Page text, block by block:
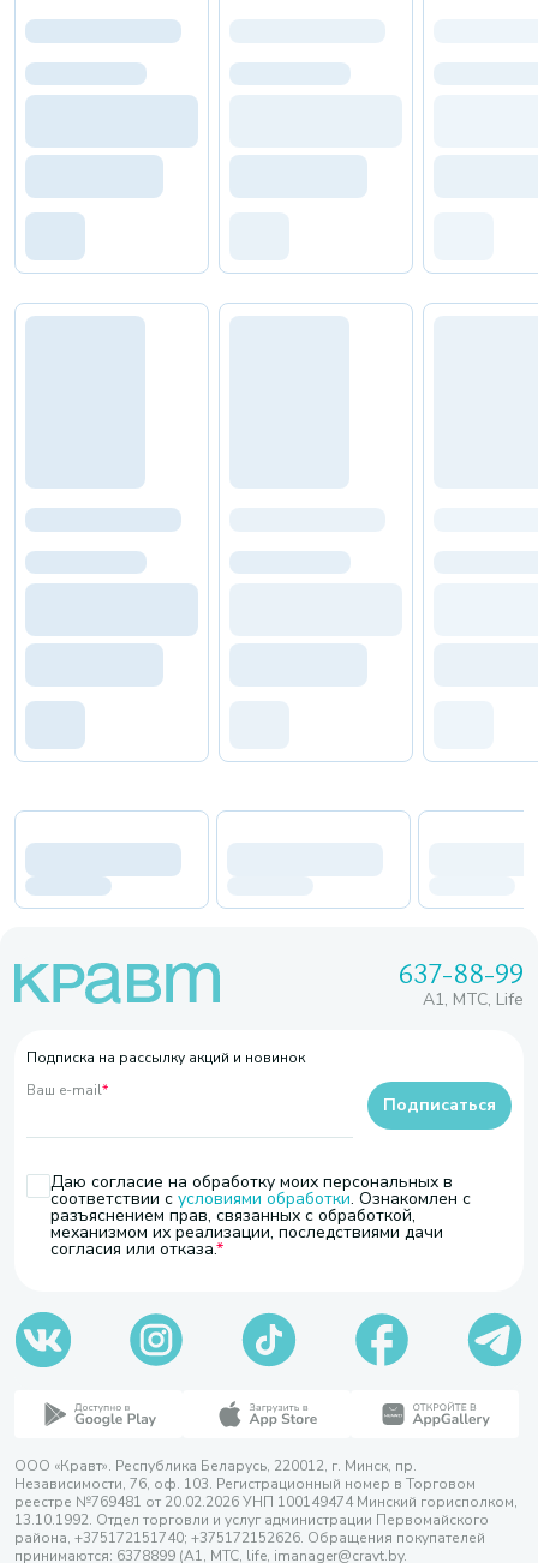
637-88-99
A1, МТС, Life
Подписка на рассылку акций и новинок
Ваш e-mail*
Даю согласие на обработку моих персональных в
соответствии с условиями обработки. Ознакомлен с
разъяснением прав, связанных с обработкой,
механизмом их реализации, последствиями дачи
согласия или отказа.
Подписаться
ООО «Кравт». Республика Беларусь, 220012, г. Минск, пр.
Независимости, 76, оф. 103. Регистрационный номер в Торговом
реестре №769481 от 20.02.2026 УНП 100149474 Минский горисполком,
13.10.1992. Отдел торговли и услуг администрации Первомайского
района, +375172151740; +375172152626. Обращения покупателей
принимаются: 6378899 (А1, МТС, life, imanager@cravt.by.